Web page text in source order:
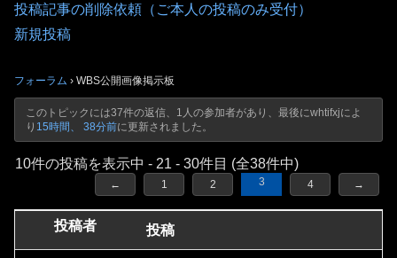
投稿記事の削除依頼（ご本人の投稿のみ受付）
新規投稿
フォーラム › WBS公開画像掲示板
このトピックには37件の返信、1人の参加者があり、最後にwhtifxjによ
り 15時間、 38分前に更新されました。
10件の投稿を表示中 - 21 - 30件目 (全38件中)
← 1 2 3 4 →
投稿者 投稿